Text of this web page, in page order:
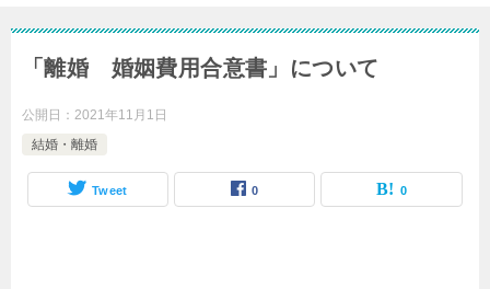
「離婚 婚姻費用合意書」について
公開日： 2021年11月1日
結婚・離婚
Tweet 0 0